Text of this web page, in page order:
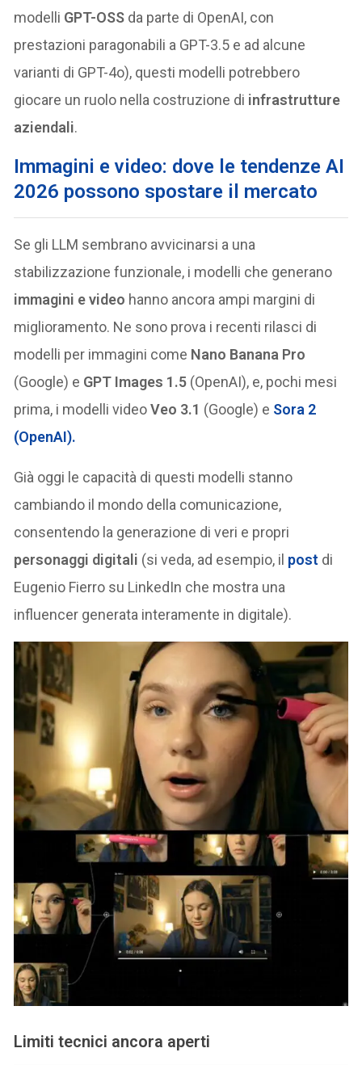
modelli GPT-OSS da parte di OpenAI, con
prestazioni paragonabili a GPT-3.5 e ad alcune
varianti di GPT-4o), questi modelli potrebbero
giocare un ruolo nella costruzione di infrastrutture
aziendali.
Immagini e video: dove le tendenze AI
2026 possono spostare il mercato
Se gli LLM sembrano avvicinarsi a una
stabilizzazione funzionale, i modelli che generano
immagini e video hanno ancora ampi margini di
miglioramento. Ne sono prova i recenti rilasci di
modelli per immagini come Nano Banana Pro
(Google) e GPT Images 1.5 (OpenAI), e, pochi mesi
prima, i modelli videoVeo 3.1 (Google) e Sora 2
(OpenAI).
Già oggi le capacità di questi modelli stanno
cambiando il mondo della comunicazione,
consentendo la generazione di veri e propri
personaggi digitali (si veda, ad esempio, il post di
Eugenio Fierro su LinkedIn che mostra una
influencer generata interamente in digitale).
Limiti tecnici ancora aperti